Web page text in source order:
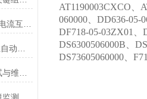
AT1190003CXCO、
060000、DD636-05-
DF718-05-03ZX01、
DS6300506000B、
DS73605060000、